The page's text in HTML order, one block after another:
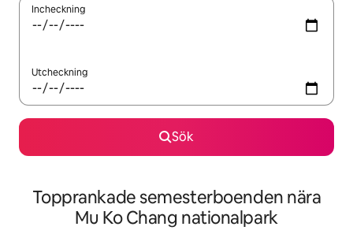
Incheckning
Utcheckning
Sök
Topprankade semesterboenden nära
Mu Ko Chang nationalpark